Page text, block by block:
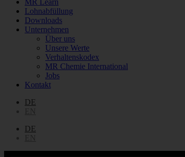
MR Learn
Lohnabfüllung
Downloads
Unternehmen
Über uns
Unsere Werte
Verhaltenskodex
MR Chemie International
Jobs
Kontakt
DE
DE